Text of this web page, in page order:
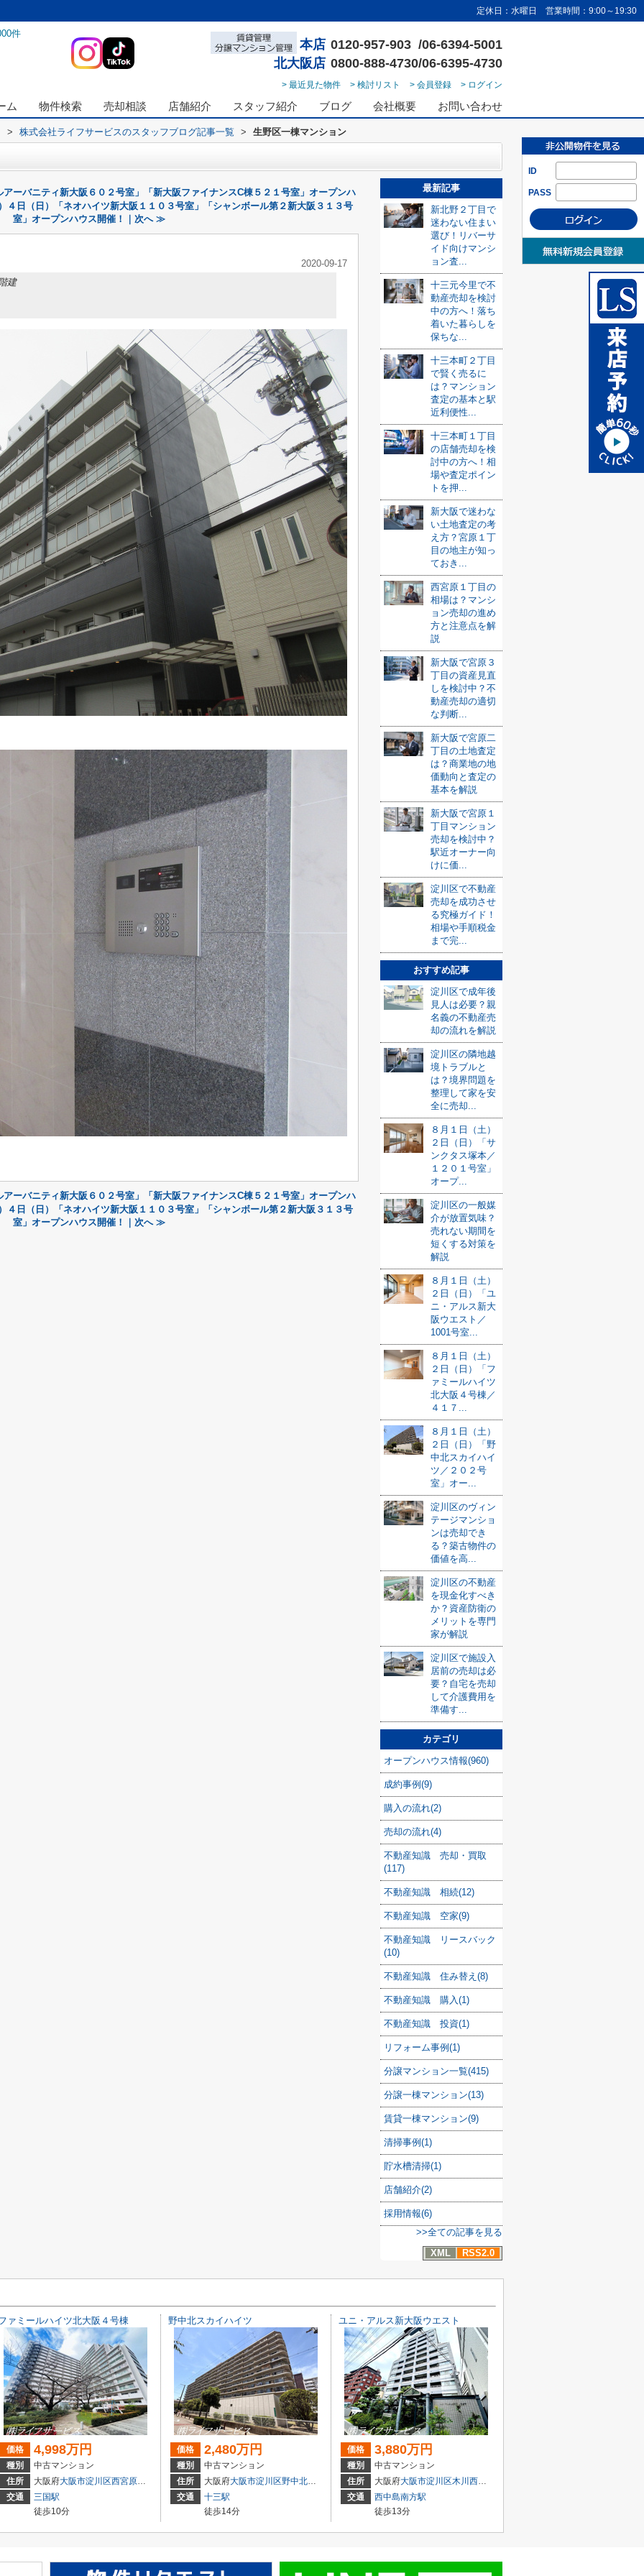
定休日：水曜日 営業時間：9:00～19:30
件
本店 0120-957-903 /06-6394-5001
北大阪店 0800-888-4730/06-6395-4730
> 最近見た物件 > 検討リスト > 会員登録 > ログイン
ム 物件検索 売却相談 店舗紹介 スタッフ紹介 ブログ 会社概要 お問い合わせ
ID
PASS
> 株式会社ライフサービスのスタッフブログ記事一覧 > 生野区一棟マンション
ーバニティ新大阪６０２号室」「新大阪ファイナンスC棟５２１号室」オープンハ
４日（日）「ネオハイツ新大阪１１０３号室」「シャンボール第２新大阪３１３号
室」オープンハウス開催！｜次へ ≫
2020-09-17
建
ーバニティ新大阪６０２号室」「新大阪ファイナンスC棟５２１号室」オープンハ
４日（日）「ネオハイツ新大阪１１０３号室」「シャンボール第２新大阪３１３号
室」オープンハウス開催！｜次へ ≫
最新記事
新北野２丁目で
迷わない住まい
選び！リバーサ
イド向けマンシ
ョン査...
十三元今里で不
動産売却を検討
中の方へ！落ち
着いた暮らしを
保ちな...
十三本町２丁目
で賢く売るに
は？マンション
査定の基本と駅
近利便性...
十三本町１丁目
の店舗売却を検
討中の方へ！相
場や査定ポイン
トを押...
新大阪で迷わな
い土地査定の考
え方？宮原１丁
目の地主が知っ
ておき...
西宮原１丁目の
相場は？マンシ
ョン売却の進め
方と注意点を解
説
新大阪で宮原３
丁目の資産見直
しを検討中？不
動産売却の適切
な判断...
新大阪で宮原二
丁目の土地査定
は？商業地の地
価動向と査定の
基本を解説
新大阪で宮原１
丁目マンション
売却を検討中？
駅近オーナー向
けに価...
淀川区で不動産
売却を成功させ
る究極ガイド！
相場や手順税金
まで完...
おすすめ記事
淀川区で成年後
見人は必要？親
名義の不動産売
却の流れを解説
淀川区の隣地越
境トラブルと
は？境界問題を
整理して家を安
全に売却...
８月１日（土）
２日（日）「サ
ンクタス塚本／
１２０１号室」
オープ...
淀川区の一般媒
介が放置気味？
売れない期間を
短くする対策を
解説
８月１日（土）
２日（日）「ユ
ニ・アルス新大
阪ウエスト／
1001号室...
８月１日（土）
２日（日）「フ
ァミールハイツ
北大阪４号棟／
４１７...
８月１日（土）
２日（日）「野
中北スカイハイ
ツ／２０２号
室」オー...
淀川区のヴィン
テージマンショ
ンは売却でき
る？築古物件の
価値を高...
淀川区の不動産
を現金化すべき
か？資産防衛の
メリットを専門
家が解説
淀川区で施設入
居前の売却は必
要？自宅を売却
して介護費用を
準備す...
カテゴリ
オープンハウス情報(960)
成約事例(9)
購入の流れ(2)
売却の流れ(4)
不動産知識 売却・買取
(117)
不動産知識 相続(12)
不動産知識 空家(9)
不動産知識 リースバック
(10)
不動産知識 住み替え(8)
不動産知識 購入(1)
不動産知識 投資(1)
リフォーム事例(1)
分譲マンション一覧(415)
分譲一棟マンション(13)
賃貸一棟マンション(9)
清掃事例(1)
貯水槽清掃(1)
店舗紹介(2)
採用情報(6)
>>全ての記事を見る
XML
RSS2.0
ァミールハイツ北大阪４号棟
価格 4,998万円
種別
中古マンション
住所
大阪府大阪市淀川区西宮原３丁目3-4
交通
三国駅
徒歩10分
野中北スカイハイツ
価格 2,480万円
種別
中古マンション
住所
大阪府大阪市淀川区野中北２丁目3-5
交通
十三駅
徒歩14分
ユニ・アルス新大阪ウエスト
価格 3,880万円
種別
中古マンション
住所
大阪府大阪市淀川区木川西４丁目1-14
交通
西中島南方駅
徒歩13分